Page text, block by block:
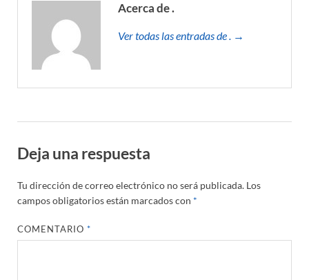
Acerca de .
Ver todas las entradas de . →
Deja una respuesta
Tu dirección de correo electrónico no será publicada. Los
campos obligatorios están marcados con *
COMENTARIO*